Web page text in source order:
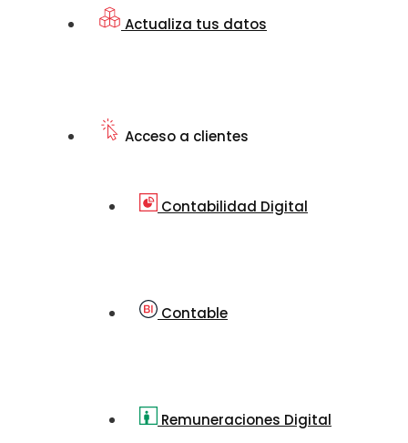
Actualiza tus datos
Acceso a clientes
Contabilidad Digital
Contable
Remuneraciones Digital